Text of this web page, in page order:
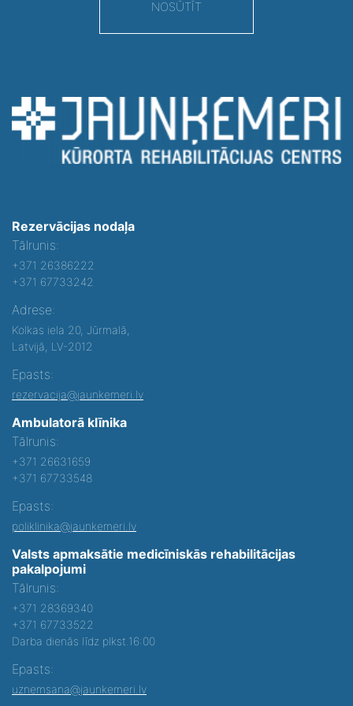
NOSŪTĪT
Rezervācijas nodaļa
Tālrunis:
+371 26386222
+371 67733242
Adrese:
Kolkas iela 20, Jūrmalā,
Latvijā, LV-2012
Epasts:
rezervacija@jaunkemeri.lv
Ambulatorā klīnika
Tālrunis:
+371 26631659
+371 67733548
Epasts:
poliklinika@jaunkemeri.lv
Valsts apmaksātie medicīniskās rehabilitācijas
pakalpojumi
Tālrunis:
+371 28369340
+371 67733522
Darba dienās līdz plkst.16:00
Epasts:
uznemsana@jaunkemeri.lv